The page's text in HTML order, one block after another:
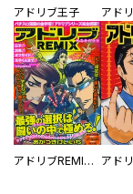
アドリブ王子
アドリブREMIX ベストバウト アド